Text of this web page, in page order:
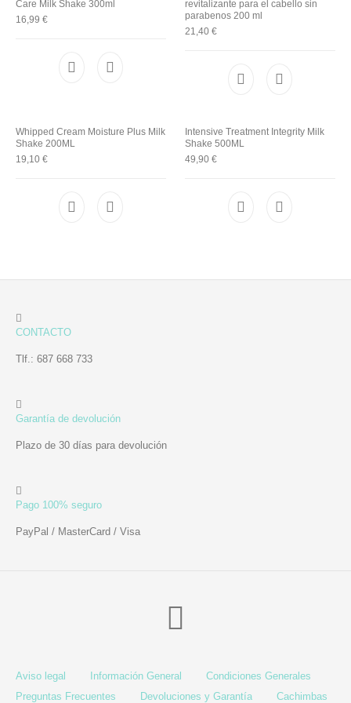
Care Milk Shake 300ml
16,99€
revitalizante para el cabello sin
parabenos 200 ml
21,40 €
Whipped Cream Moisture Plus Milk
Shake 200ML
19,10€
Intensive Treatment Integrity Milk
Shake 500ML
49,90 €
CONTACTO
Tlf.: 687 668 733
Garantía de devolución
Plazo de 30 días para devolución
Pago 100% seguro
PayPal / MasterCard / Visa
Aviso legal Información General
Condiciones Generales
Preguntas Frecuentes
Devoluciones y Garantía Cachimbas